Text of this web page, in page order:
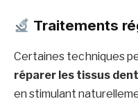
Traitements
Certaines techniques
réparer les tissus
en stimulant